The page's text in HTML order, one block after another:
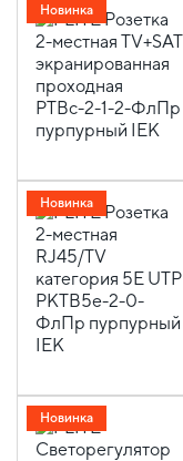
Новинка
Новинка
Новинка